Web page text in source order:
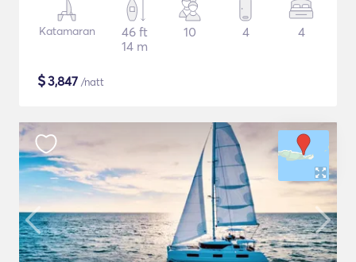
Katamaran
46 ft
14 m
10 4 4
$3,847 /natt